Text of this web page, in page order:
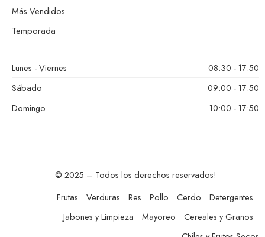
Más Vendidos
Temporada
Lunes - Viernes
08:30 - 17:50
Sábado
09:00 - 17:50
Domingo
10:00 - 17:50
© 2025 – Todos los derechos reservados!
Frutas
Verduras Res Pollo Cerdo
Detergentes
Jabones y Limpieza
Mayoreo
Cereales y Granos